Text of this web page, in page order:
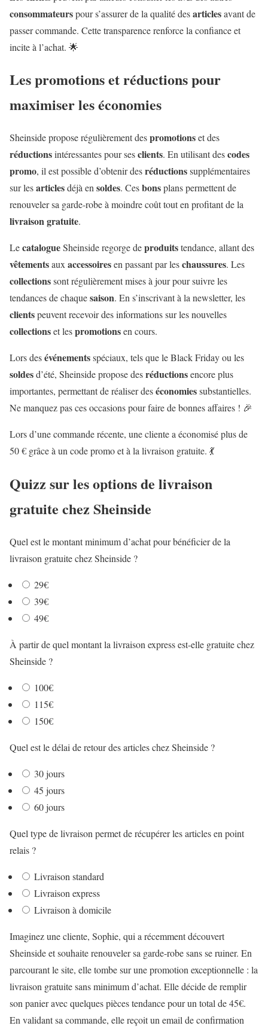
consommateurspour s’assurer de la qualité desarticlesavant de
passer commande. Cette transparence renforce la confiance et
incite à l’achat. 🌟
Les promotions et réductions pour
maximiser les économies
Sheinside propose régulièrement despromotionset des
réductionsintéressantes pour sesclients. En utilisant descodes
promo, il est possible d’obtenir desréductionssupplémentaires
sur lesarticlesdéjà ensoldes. Cesbonsplans permettent de
renouveler sa garde-robe à moindre coût tout en profitant de la
livraisongratuite.
LecatalogueSheinside regorge deproduitstendance, allant des
vêtementsauxaccessoiresen passant par leschaussures. Les
collectionssont régulièrement mises à jour pour suivre les
tendances de chaquesaison. En s’inscrivant à la newsletter, les
clientspeuvent recevoir des informations sur les nouvelles
collectionset lespromotionsen cours.
Lors desévénementsspéciaux, tels que le Black Friday ou les
soldesd’été, Sheinside propose desréductionsencore plus
importantes, permettant de réaliser deséconomiessubstantielles.
Ne manquez pas ces occasions pour faire de bonnes affaires ! 🎉
Lors d’une commande récente, une cliente a économisé plus de
50 € grâce à un code promo et à la livraison gratuite. 💃
Quizz sur les options de livraison
gratuite chez Sheinside
Quel est le montant minimum d’achat pour bénéficier de la
livraison gratuite chez Sheinside ?
29€
39€
49€
À partir de quel montant la livraison express est-elle gratuite chez
Sheinside ?
100€
115€
150€
Quel est le délai de retour des articles chez Sheinside ?
30 jours
45 jours
60 jours
Quel type de livraison permet de récupérer les articles en point
relais ?
Livraison standard
Livraison express
Livraison à domicile
Imaginez une cliente, Sophie, qui a récemment découvert
Sheinside et souhaite renouveler sa garde-robe sans se ruiner. En
parcourant le site, elle tombe sur une promotion exceptionnelle : la
livraison gratuite sans minimum d’achat. Elle décide de remplir
son panier avec quelques pièces tendance pour un total de 45€.
En validant sa commande, elle reçoit un email de confirmation